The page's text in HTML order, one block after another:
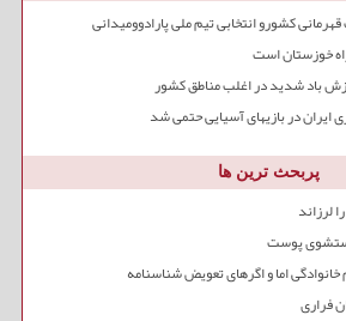
کشورو انتخابی تیم ملی پارادوومیدانی
خوزستان است
باد شدید در اغلب مناطق کشور
در بازیهای آسیایی حتمی شد
پربحث ترین ها
پوست
اما و اگرهای تعویض شناسنامه
فراری